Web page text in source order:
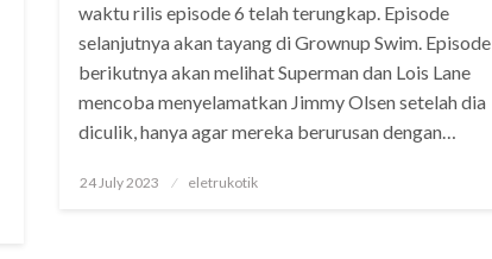
waktu rilis episode 6 telah terungkap. Episode
selanjutnya akan tayang di Grownup Swim. Episode
berikutnya akan melihat Superman dan Lois Lane
mencoba menyelamatkan Jimmy Olsen setelah dia
diculik, hanya agar mereka berurusan dengan…
Posted
24 July 2023 eletrukotik